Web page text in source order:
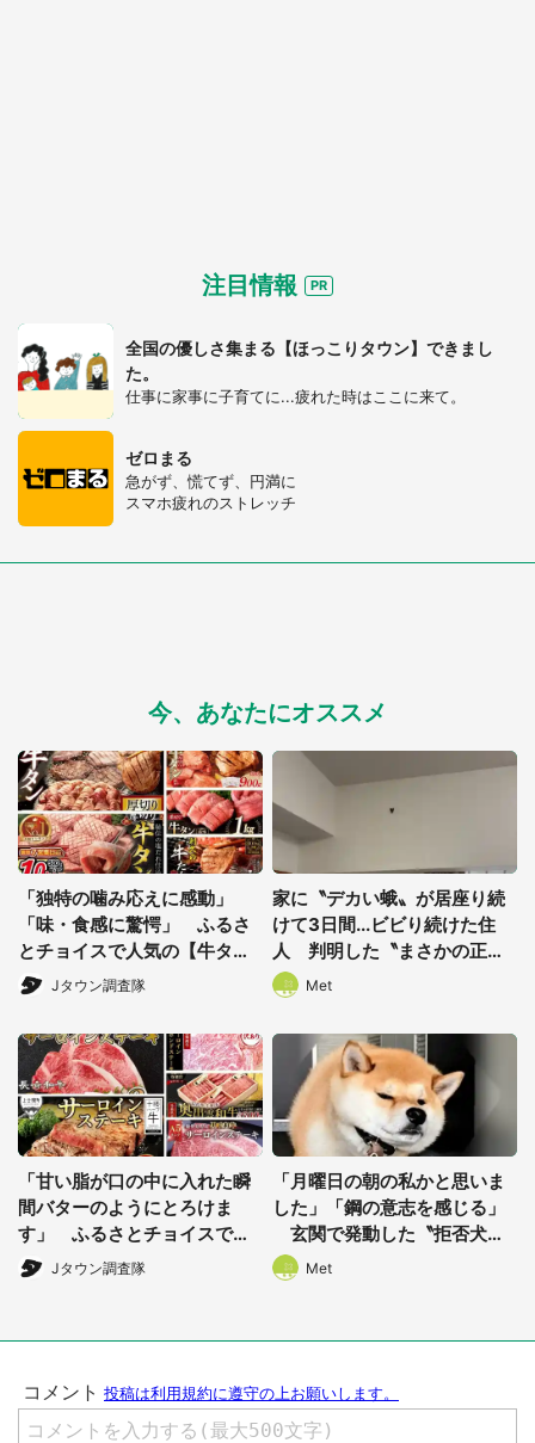
注目情報
全国の優しさ集まる【ほっこりタウン】できまし
た。
仕事に家事に子育てに...疲れた時はここに来て。
ゼロまる
急がず、慌てず、円満に
スマホ疲れのストレッチ
今、あなたにオススメ
「独特の噛み応えに感動」
「味・食感に驚愕」 ふるさ
とチョイスで人気の【牛タ
ン】トップ5
Jタウン調査隊
家に〝デカい蛾〟が居座り続
けて3日間...ビビり続けた住
人 判明した〝まさかの正
体〟に14万人も困惑
Met
「甘い脂が口の中に入れた瞬
間バターのようにとろけま
す」 ふるさとチョイスで人
気の【サーロイン】トップ5
Jタウン調査隊
「月曜日の朝の私かと思いま
した」「鋼の意志を感じる」
玄関で発動した〝拒否犬〟
に2.7万人ほっこり
Met